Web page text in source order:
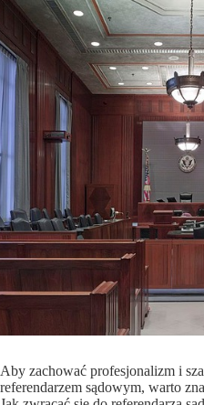
Aby zachować profesjonalizm i
referendarzem sądowym, warto